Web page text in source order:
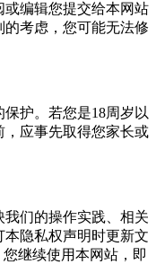
编辑您提交给本网站
考虑，您可能无法修
护。若您是18周岁以
应事先取得您家长或
们的操作实践、相关
隐私权声明时更新文
继续使用本网站，即